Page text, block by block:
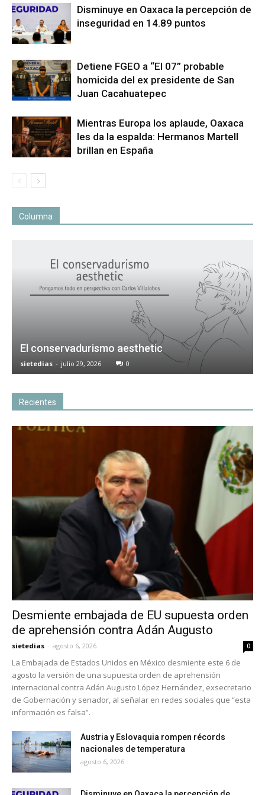
Disminuye en Oaxaca la percepción de
inseguridad en 14.89 puntos
Detiene FGEO a “El 07” probable
homicida del ex presidente de San
Juan Cacahuatepec
Mientras Europa los aplaude, Oaxaca
les da la espalda: Hermanos Martell
brillan en España
Columna
El conservadurismo aesthetic
sietedias - julio 29, 2026 0
Recientes
Desmiente embajada de EU supuesta orden
de aprehensión contra Adán Augusto
sietedias - agosto 6, 2026 0
La Embajada de Estados Unidos en México desmiente este 6 de
agosto la versión de una supuesta orden de aprehensión
internacional contra Adán Augusto López Hernández, exsecretario
de Gobernación y senador, al señalar en redes sociales que “esta
información es falsa”.
Austria y Eslovaquia rompen récords
nacionales de temperatura
agosto 6, 2026